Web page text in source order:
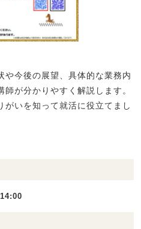
や今後の展望、具体的な業務内
が分かりやすく解説します。
がいを知って就活に役立てまし